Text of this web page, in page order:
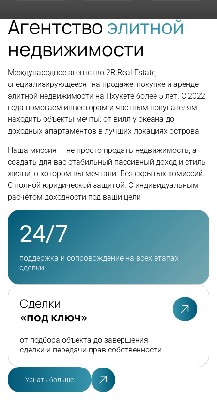
Агентствоэлитной
недвижимости
Международное агентство 2R Real Estate,
специализирующееся на продаже, покупке и аренде
элитной недвижимости на Пхукете более 5 лет. С 2022
года помогаем инвесторам и частным покупателям
находить объекты мечты: от вилл у океана до
доходных апартаментов в лучших локациях острова
Наша миссия — не просто продать недвижимость, а
создать для вас стабильный пассивный доход и стиль
жизни, о котором вы мечтали. Без скрытых комиссий.
С полной юридической защитой. С индивидуальным
расчётом доходности под ваши цели
24/7
поддержка и сопровождение на всех этапах
сделки
Сделки
«под ключ»
от подбора объекта до завершения
сделки и передачи прав собственности
Узнать больше